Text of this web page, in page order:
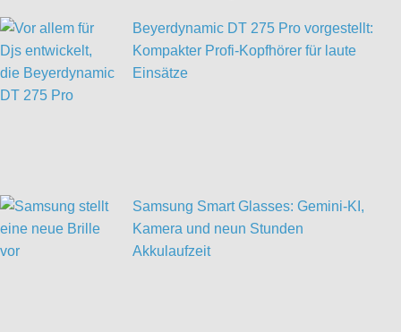
Beyerdynamic DT 275 Pro vorgestellt:
Kompakter Profi-Kopfhörer für laute
Einsätze
Samsung Smart Glasses: Gemini-KI,
Kamera und neun Stunden
Akkulaufzeit